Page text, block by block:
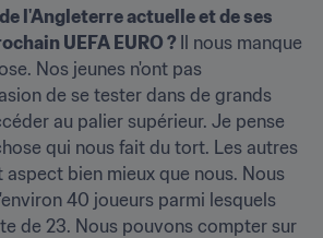
l'Angleterre actuelle et de ses
UEFA EURO ?
Il nous manque
Nos jeunes n'ont pas
de se tester dans de grands
au palier supérieur. Je pense
qui nous fait du tort. Les autres
bien mieux que nous. Nous
40 joueurs parmi lesquels
de 23. Nous pouvons compter sur